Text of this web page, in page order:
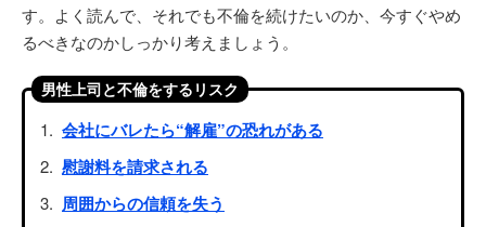
す。よく読んで、それでも不倫を続けたいのか、今すぐやめ
るべきなのかしっかり考えましょう。
男性上司と不倫をするリスク
会社にバレたら“解雇”の恐れがある
慰謝料を請求される
周囲からの信頼を失う